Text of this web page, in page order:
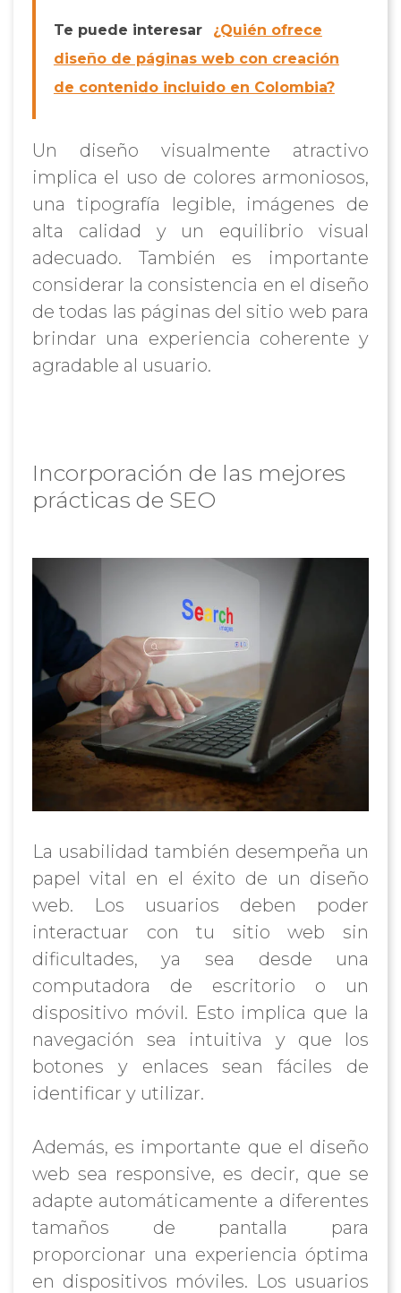
Te puede interesar
¿Quién ofrece
diseño de páginas web con creación
de contenido incluido en Colombia?
Un diseño visualmente atractivo
implica el uso de colores armoniosos,
una tipografía legible, imágenes de
alta calidad y un equilibrio visual
adecuado. También es importante
considerar la consistencia en el diseño
de todas las páginas del sitio web para
brindar una experiencia coherente y
agradable al usuario.
Incorporación de las mejores
prácticas de SEO
La usabilidad también desempeña un
papel vital en el éxito de un diseño
web. Los usuarios deben poder
interactuar con tu sitio web sin
dificultades, ya sea desde una
computadora de escritorio o un
dispositivo móvil. Esto implica que la
navegación sea intuitiva y que los
botones y enlaces sean fáciles de
identificar y utilizar.
Además, es importante que el diseño
web sea responsive, es decir, que se
adapte automáticamente a diferentes
tamaños de pantalla para
proporcionar una experiencia óptima
en dispositivos móviles. Los usuarios